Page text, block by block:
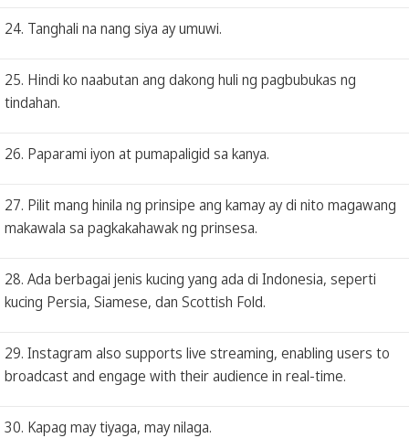
24. Tanghali na nang siya ay umuwi.
25. Hindi ko naabutan ang dakong huli ng pagbubukas ng
tindahan.
26. Paparami iyon at pumapaligid sa kanya.
27. Pilit mang hinila ng prinsipe ang kamay ay di nito magawang
makawala sa pagkakahawak ng prinsesa.
28. Ada berbagai jenis kucing yang ada di Indonesia, seperti
kucing Persia, Siamese, dan Scottish Fold.
29. Instagram also supports live streaming, enabling users to
broadcast and engage with their audience in real-time.
30. Kapag may tiyaga, may nilaga.